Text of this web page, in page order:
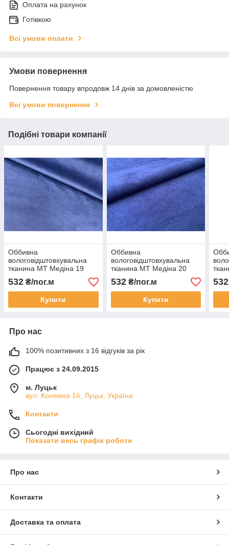
Оплата на рахунок
Готівкою
Всі умови оплати
Умови повернення
Повернення товару впродовж 14 днів за домовленістю
Всі умови повернення
Подібні товари компанії
Оббивна
вологовідштовхувальна
тканина МТ Медіна 19
(MT MEDINA 19)
532 ₴/пог.м
Купити
Оббивна
вологовідштовхувальна
тканина МТ Медіна 20
(MT MEDINA 20)
532₴/пог.м
Купити
(MT
532
Про нас
100% позитивних з 16 відгуків за рік
Працює з 24.09.2015
м. Луцьк
вул. Конякіна 16, Луцьк, Україна
Контакти
Сьогодні вихідний
Показати весь графік роботи
Про нас
Контакти
Доставка та оплата